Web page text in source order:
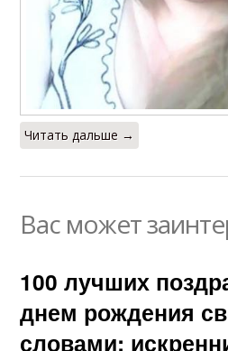
Читать дальше →
Вас может
100 лучших
днем рождения
словами: